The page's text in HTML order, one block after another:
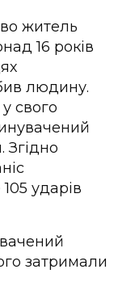
житель
16 років
людину.
свого
Згідно
ударів
затримали